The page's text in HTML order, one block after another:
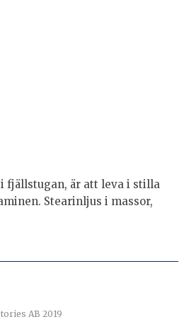
fjällstugan, är att leva i stilla
Stearinljus i massor,
AB 2019